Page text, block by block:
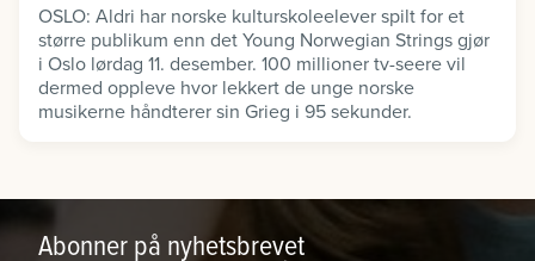
OSLO: Aldri har norske kulturskoleelever spilt for et
større publikum enn det Young Norwegian Strings gjør
i Oslo lørdag 11. desember. 100 millioner tv-seere vil
dermed oppleve hvor lekkert de unge norske
musikerne håndterer sin Grieg i 95 sekunder.
Abonner på nyhetsbrevet